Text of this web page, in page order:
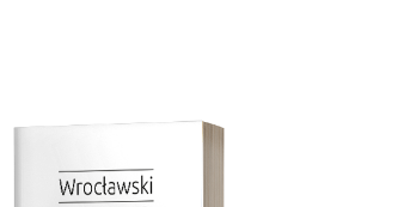
Cover image